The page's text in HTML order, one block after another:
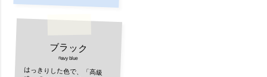
ブラック
navy blue
はっきりした色で、「高級
感」「責任感」「威厳」をイ
メージさせます。ネクタイな
ど周りの色を引き立たせま